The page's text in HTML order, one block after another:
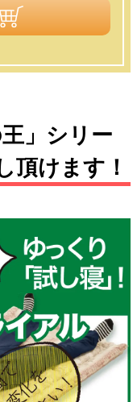
」シリー
頂けます！